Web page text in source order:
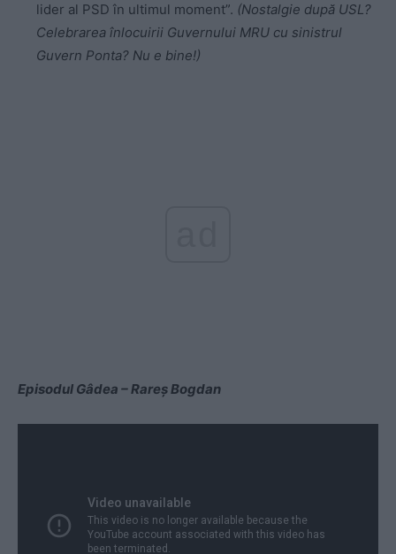
lider al PSD în ultimul moment”. (Nostalgie după USL?
Celebrarea înlocuirii Guvernului MRU cu sinistrul
Guvern Ponta? Nu e bine!)
Episodul Gâdea – Rareș Bogdan